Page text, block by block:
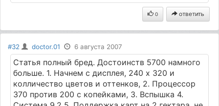
0 ответить
#32 doctor.01 6 августа 2007
Статья полный бред. Достоинств 5700 намного
больше. 1. Начнем с дисплея, 240 х 320 и
колличество цветов и оттенков, 2. Процессор
370 против 200 с копейками, 3. Вспышка 4.